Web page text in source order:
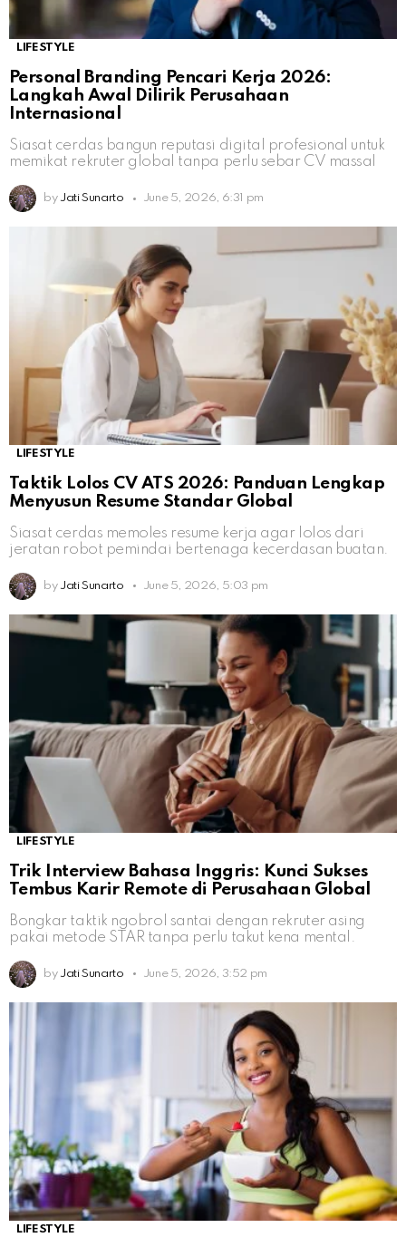
LIFESTYLE
Personal Branding Pencari Kerja 2026:
Langkah Awal Dilirik Perusahaan
Internasional
Siasat cerdas bangun reputasi digital profesional untuk
memikat rekruter global tanpa perlu sebar CV massal
by Jati Sunarto June 5, 2026, 6:31 pm
LIFESTYLE
Taktik Lolos CV ATS 2026: Panduan Lengkap
Menyusun Resume Standar Global
Siasat cerdas memoles resume kerja agar lolos dari
jeratan robot pemindai bertenaga kecerdasan buatan.
by Jati Sunarto June 5, 2026, 5:03 pm
LIFESTYLE
Trik Interview Bahasa Inggris: Kunci Sukses
Tembus Karir Remote di Perusahaan Global
Bongkar taktik ngobrol santai dengan rekruter asing
pakai metode STAR tanpa perlu takut kena mental.
by Jati Sunarto June 5, 2026, 3:52 pm
LIFESTYLE